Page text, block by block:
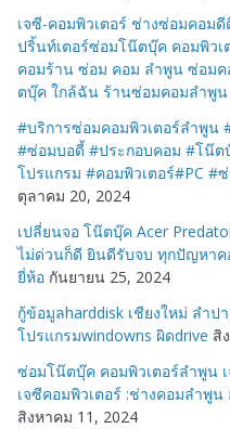
เจซี-คอมพิวเตอร์ ช่างซ่อมคอ
ปริ้นท์เตอร์ซ่อมโน๊ตบุ๊ค คอมพิว
คอมร้าน ซ่อม คอม ลำพูน ซ่อม
ตบุ๊ค ใกล้ฉัน ร้านซ่อมคอมลำพู
#บริการซ่อมคอมพิวเตอร์ลำพูน
#ซ่อมบอดี้ #ประกอบคอม #โน๊ต
โปรแกรม #คอมพิวเตอร์#PC #
ตุลาคม 20, 2024
เปลี่ยนจอ โน๊ตบุ๊ค Acer
ไม่ด่วนก็ดี ยินดีรับจบ ทุกปัญหาค
ยี่ห้อ กันยายน 25, 2024
กู้ข้อมูลharddisk เชียงใหม่ ลำป
โปรแกรมwindowns ผิดdrive สิ
ซ่อมโน๊ตบุ๊ค คอมพิวเตอร์ลำพูน
เจซีคอมพิวเตอร์ :ช่างคอมลำพูน
สิงหาคม 11, 2024